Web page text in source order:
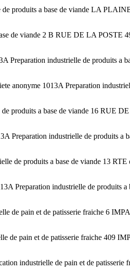
produits a base de viande LA
de viande 2 B RUE DE LA
Preparation industrielle de produits
1013A Preparation
produits a base de viande 16
Preparation industrielle de produits
de produits a base de viande 13
Preparation industrielle de
de pain et de patisserie fraiche 6
de pain et de patisserie fraiche 409
industrielle de pain et de